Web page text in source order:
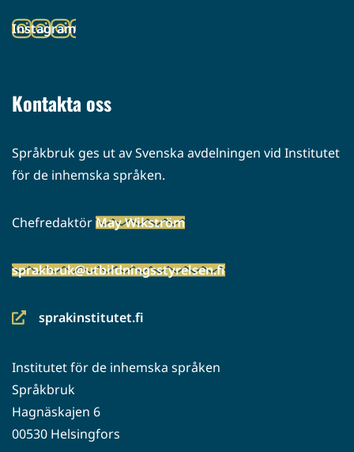
palveluun)
Instagram
(siirryt
Kontakta oss
Språkbruk ges ut av Svenska avdelningen vid Institutet
för de inhemska språken.
ChefredaktörMay Wikström
sprakbruk@utbildningsstyrelsen.fi
sprakinstitutet.fi
(siirryt
palveluun)
Institutet för de inhemska språken
Språkbruk
Hagnäskajen 6
00530 Helsingfors